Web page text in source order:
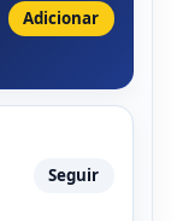
Adicionar
Seguir